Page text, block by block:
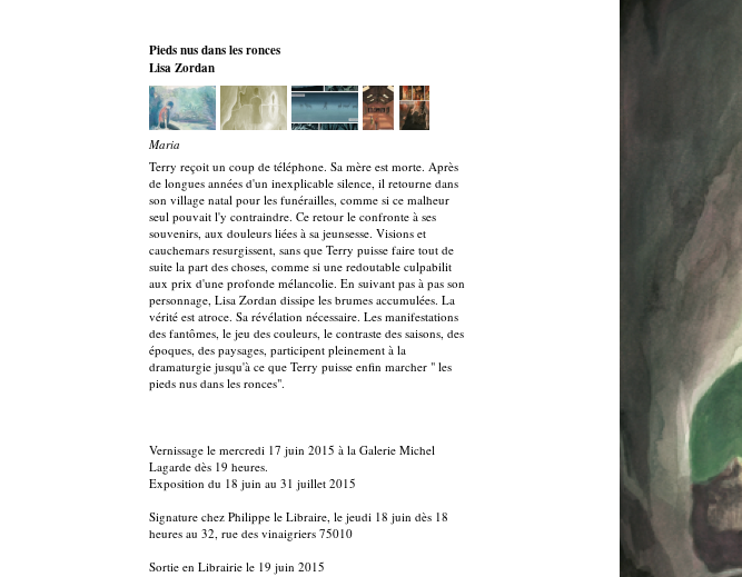
Pieds nus dans les ronces
Lisa Zordan
Maria
Terry reçoit un coup de téléphone. Sa mère est morte. Après
de longues années d'un inexplicable silence, il retourne dans
son village natal pour les funérailles, comme si ce malheur
seul pouvait l'y contraindre. Ce retour le confronte à ses
souvenirs, aux douleurs liées à sa jeunsesse. Visions et
cauchemars resurgissent, sans que Terry puisse faire tout de
suite la part des choses, comme si une redoutable culpabilit
aux prix d'une profonde mélancolie. En suivant pas à pas son
personnage, Lisa Zordan dissipe les brumes accumulées. La
vérité est atroce. Sa révélation nécessaire. Les manifestations
des fantômes, le jeu des couleurs, le contraste des saisons, des
époques, des paysages, participent pleinement à la
dramaturgie jusqu'à ce que Terry puisse enfin marcher " les
pieds nus dans les ronces".
Vernissage le mercredi 17 juin 2015 à la Galerie Michel
Lagarde dès 19 heures.
Exposition du 18 juin au 31 juillet 2015
Signature chez Philippe le Libraire, le jeudi 18 juin dès 18
heures au 32, rue des vinaigriers 75010
Sortie en Librairie le 19 juin 2015